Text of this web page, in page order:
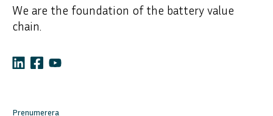
We are the foundation of the battery value
chain.
Prenumerera